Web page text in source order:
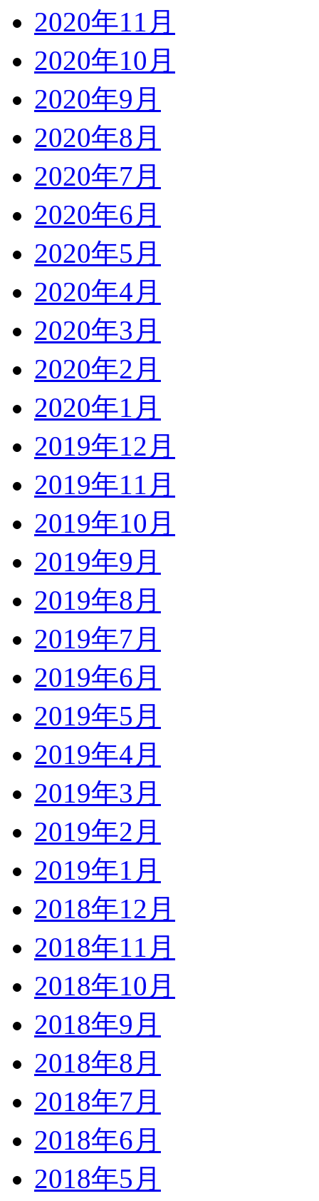
2020年11月
2020年10月
2020年9月
2020年8月
2020年7月
2020年6月
2020年5月
2020年4月
2020年3月
2020年2月
2020年1月
2019年12月
2019年11月
2019年10月
2019年9月
2019年8月
2019年7月
2019年6月
2019年5月
2019年4月
2019年3月
2019年2月
2019年1月
2018年12月
2018年11月
2018年10月
2018年9月
2018年8月
2018年7月
2018年6月
2018年5月